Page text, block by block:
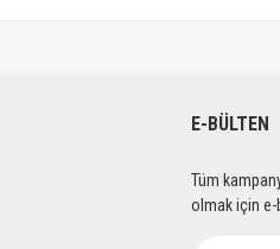
E-BÜLTEN
Tüm
olmak için e-